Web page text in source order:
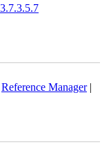
|Reference Manager